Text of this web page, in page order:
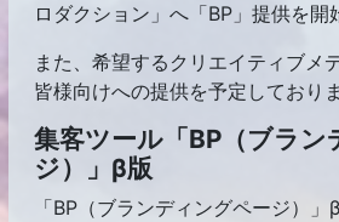
ロダクション」へ「BP」提供を開
また、希望するクリエイティブメ
皆様向けへの提供を予定しておりま
集客ツール「BP（ブラン
ジ）」β版
「BP（ブランディングページ）